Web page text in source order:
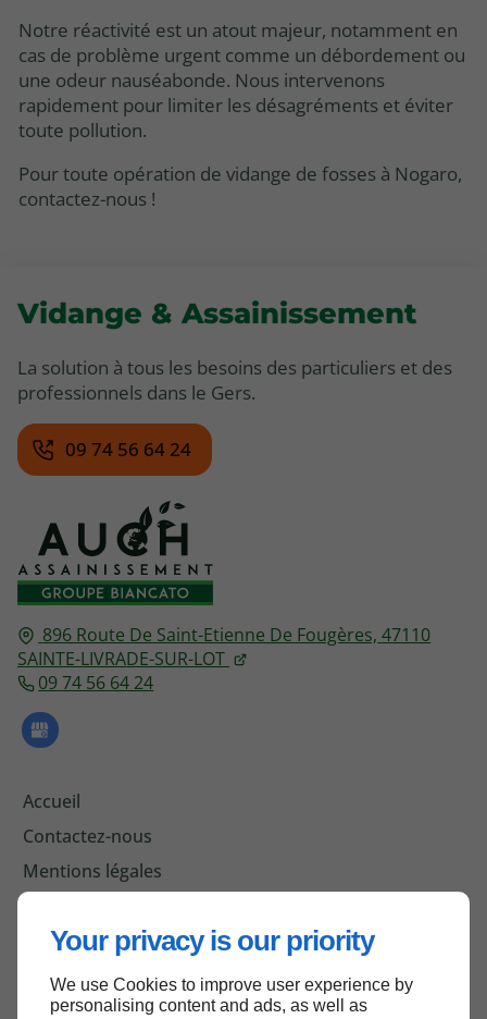
Your privacy is our priority
We use Cookies to improve user experience by
personalising content and ads, as well as
Notre réactivité est un atout majeur, notamment en
cas de problème urgent comme un débordement ou
une odeur nauséabonde. Nous intervenons
rapidement pour limiter les désagréments et éviter
toute pollution.
Pour toute opération de vidange de fosses à Nogaro,
contactez-nous !
896 Route De Saint-Etienne De Fougères, 47110
SAINTE-LIVRADE-SUR-LOT
09 74 56 64 24
Accueil
Contactez-nous
Mentions légales
Vidange & Assainissement
La solution à tous les besoins des particuliers et des
professionnels dans le Gers.
09 74 56 64 24
Haut de page